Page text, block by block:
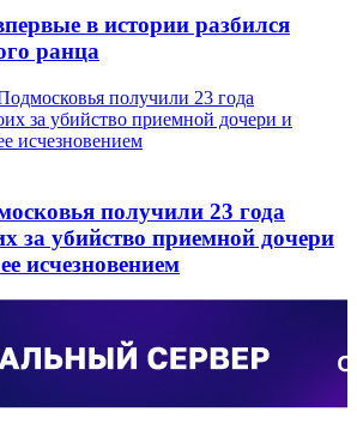
в истории разбился
ранца
получили 23 года
за убийство приемной дочери
исчезновением